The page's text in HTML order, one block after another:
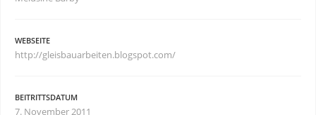
WEBSEITE
http://gleisbauarbeiten.blogspot.com/
BEITRITTSDATUM
7. November 2011